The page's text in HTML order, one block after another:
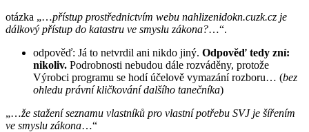
otázka „…přístup prostřednictvím webu nahlizenidokn­.cuzk.cz je
dálkový přístup do katastru ve smyslu zákona?…“.
odpověď: Já to netvrdil ani nikdo jiný. Odpověď tedy zní:
nikoliv. Podrobnosti nebudou dále rozváděny, protože
Výrobci programu se hodí účelově vymazání rozboru… (bez
ohledu právní kličkování dalšího tanečníka)
„…že stažení seznamu vlastníků pro vlastní potřebu SVJ je šířením
ve smyslu zákona…“